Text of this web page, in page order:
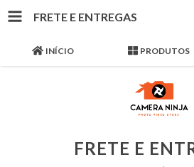
FRETE E ENTREGAS
INÍCIO PRODUTOS
FRETE E